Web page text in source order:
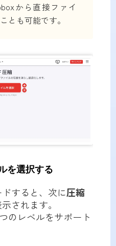
から直接ファイ
とも可能です。
を選択する
すると、次に圧縮
されます。
のレベルをサポート